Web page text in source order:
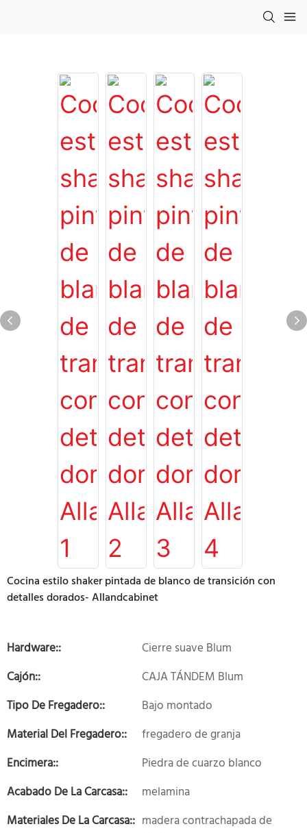
Cocina estilo shaker pintada de blanco de transición con
detalles dorados- Allandcabinet
Hardware::
Cierre suave Blum
Cajón::
CAJA TÁNDEM Blum
Tipo De Fregadero::
Bajo montado
Material Del Fregadero::
fregadero de granja
Encimera::
Piedra de cuarzo blanco
Acabado De La Carcasa::
melamina
Materiales De La Carcasa:: madera contrachapada de